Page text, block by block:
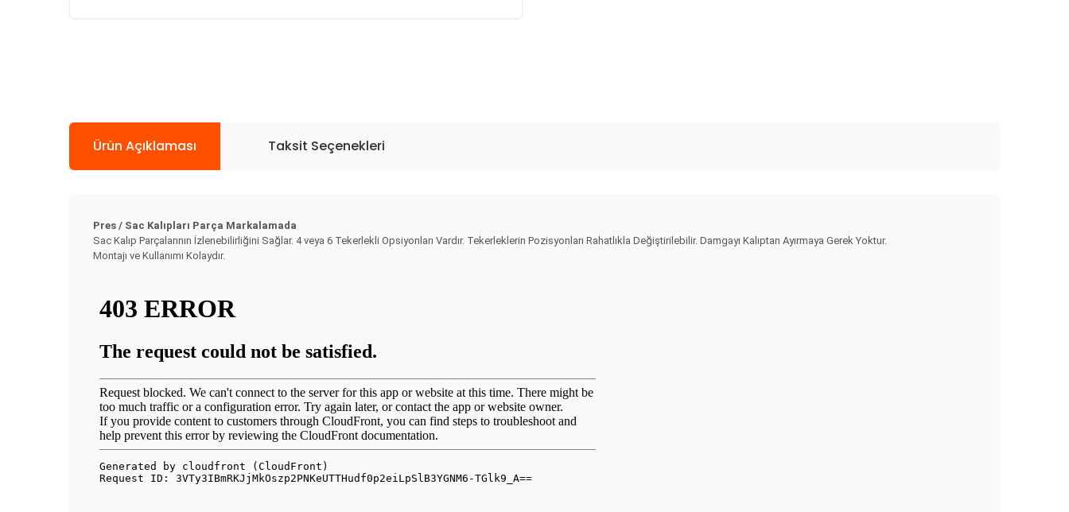
Ürün Açıklaması Taksit Seçenekleri
Pres / Sac Kalıpları Parça Markalamada
Sac Kalıp Parçalarının İzlenebilirliğini Sağlar. 4 veya 6 Tekerlekli Opsiyonları Vardır. Tekerleklerin Pozisyonları Rahatlıkla Değiştirilebilir. Damgayı Kalıptan Ayırmaya Gerek Yoktur.
Montajı ve Kullanımı Kolaydır.